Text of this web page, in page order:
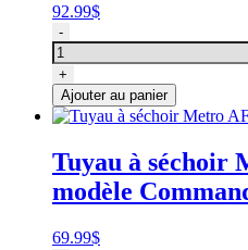
92.99$
quantité
de
Tuyau
à
séchoir,
rallonge
Metro
B3,
MB3
force
-
+
Ajouter au panier
Tuyau à séchoir
modèle
69.99$